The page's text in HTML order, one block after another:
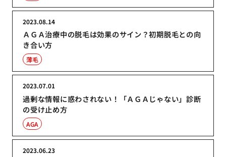
ＡＧＡ治療中の脱毛は効果のサイン？初期脱毛との向
き合い方
2023.08.14
薄毛
過剰な情報に惑わされない！「ＡＧＡじゃない」診断
の受け止め方
2023.07.01
AGA
2023.06.23